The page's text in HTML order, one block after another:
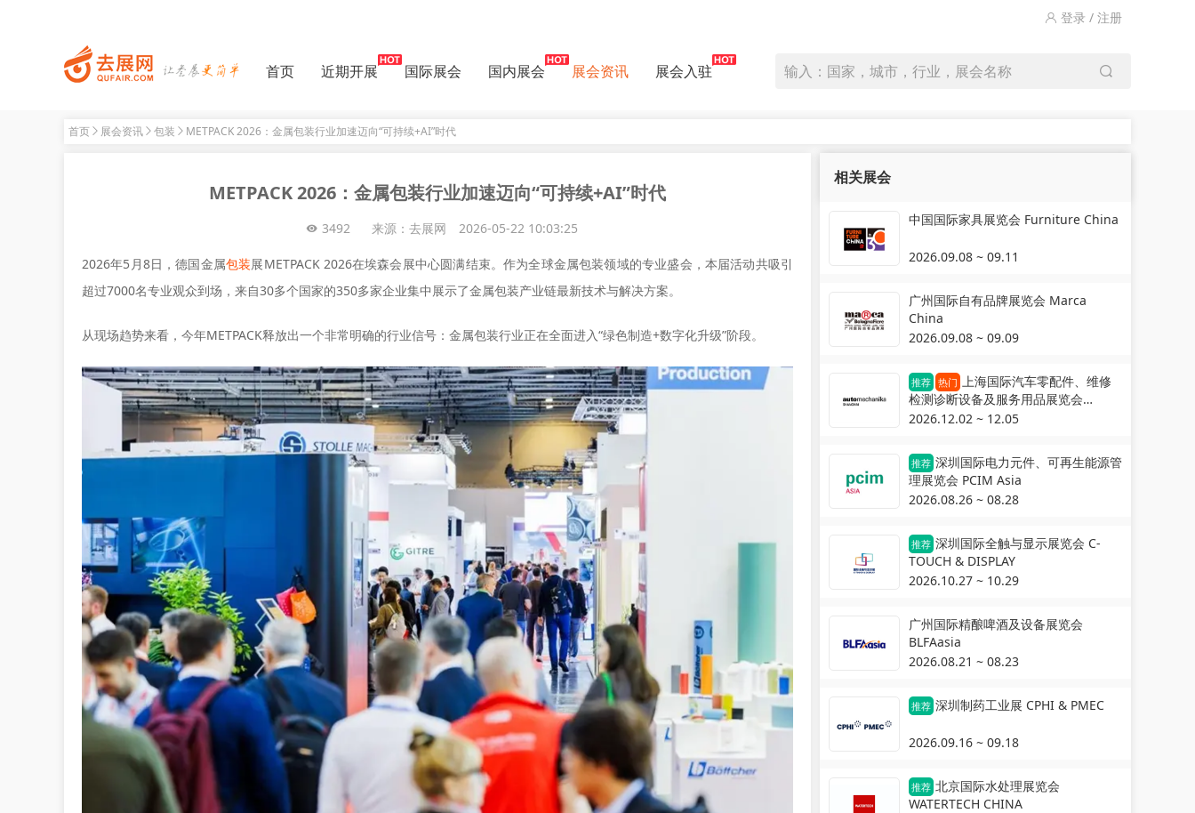
登录 / 注册
首页 近期开展 国际展会 国内展会 展会资讯 展会入驻 输入：国家，城市，行业，展会名称
首页 展会资讯 包装 METPACK 2026：金属包装行业加速迈向“可持续+AI”时代
METPACK 2026：金属包装行业加速迈向“可持续+AI”时代
3492 来源：去展网 2026-05-22 10:03:25
2026年5月8日，德国金属包装展METPACK 2026在埃森会展中心圆满结束。作为全球金属包装领域的专业盛会，本届活动共吸引
超过7000名专业观众到场，来自30多个国家的350多家企业集中展示了金属包装产业链最新技术与解决方案。
从现场趋势来看，今年METPACK释放出一个非常明确的行业信号：金属包装行业正在全面进入“绿色制造+数字化升级”阶段。
相关展会
中国国际家具展览会 Furniture China
2026.09.08 ~ 09.11
广州国际自有品牌展览会 Marca
China
2026.09.08 ~ 09.09
推荐 热门 上海国际汽车零配件、维修
检测诊断设备及服务用品展览会
Automechanika Shanghai
2026.12.02 ~ 12.05
推荐 深圳国际电力元件、可再生能源管
理展览会 PCIM Asia
2026.08.26 ~ 08.28
推荐 深圳国际全触与显示展览会 C-
TOUCH & DISPLAY
2026.10.27 ~ 10.29
广州国际精酿啤酒及设备展览会
BLFAasia
2026.08.21 ~ 08.23
推荐 深圳制药工业展 CPHI & PMEC
2026.09.16 ~ 09.18
推荐 北京国际水处理展览会
WATERTECH CHINA